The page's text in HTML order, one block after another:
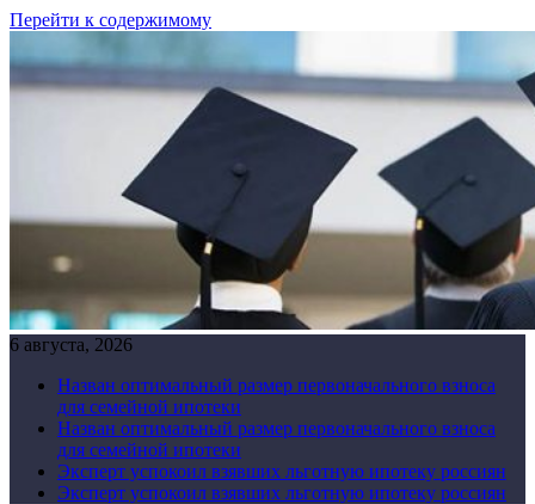
Перейти к содержимому
6 августа, 2026
Назван оптимальный размер первоначального взноса
для семейной ипотеки
Назван оптимальный размер первоначального взноса
для семейной ипотеки
Эксперт успокоил взявших льготную ипотеку россиян
Эксперт успокоил взявших льготную ипотеку россиян